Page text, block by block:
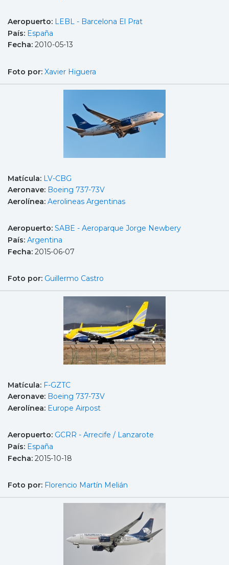
Aeropuerto: LEBL - Barcelona El Prat
País: España
Fecha: 2010-05-13
Foto por: Xavier Higuera
Matícula: LV-CBG
Aeronave: Boeing 737-73V
Aerolínea: Aerolineas Argentinas
Aeropuerto: SABE - Aeroparque Jorge Newbery
País: Argentina
Fecha: 2015-06-07
Foto por: Guillermo Castro
Matícula: F-GZTC
Aeronave: Boeing 737-73V
Aerolínea: Europe Airpost
Aeropuerto: GCRR - Arrecife / Lanzarote
País: España
Fecha: 2015-10-18
Foto por: Florencio Martín Melián